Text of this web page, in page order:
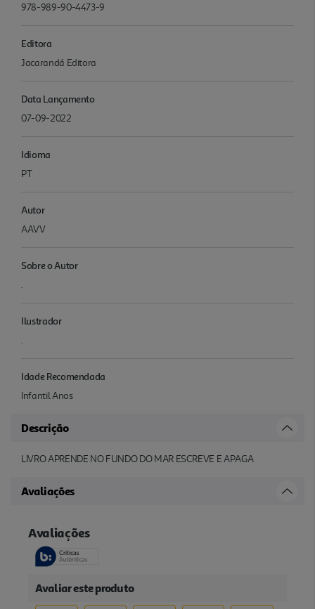
978-989-90-4473-9
Editora
Jacarandá Editora
Data Lançamento
07-09-2022
Idioma
PT
Autor
AAVV
Sobre o Autor
.
Ilustrador
.
Idade Recomendada
Infantil Anos
Descrição
LIVRO APRENDE NO FUNDO DO MAR ESCREVE E APAGA
Avaliações